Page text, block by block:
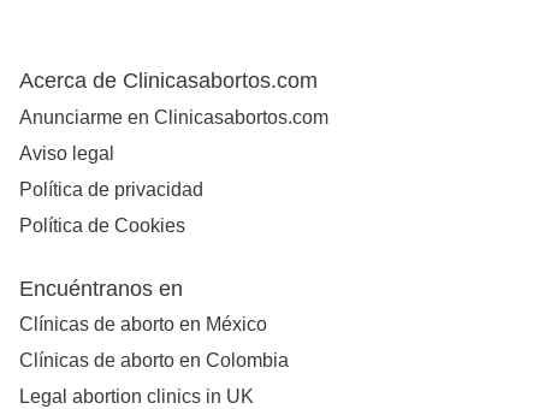
Acerca de Clinicasabortos.com
Anunciarme en Clinicasabortos.com
Aviso legal
Política de privacidad
Política de Cookies
Encuéntranos en
Clínicas de aborto en México
Clínicas de aborto en Colombia
Legal abortion clinics in UK